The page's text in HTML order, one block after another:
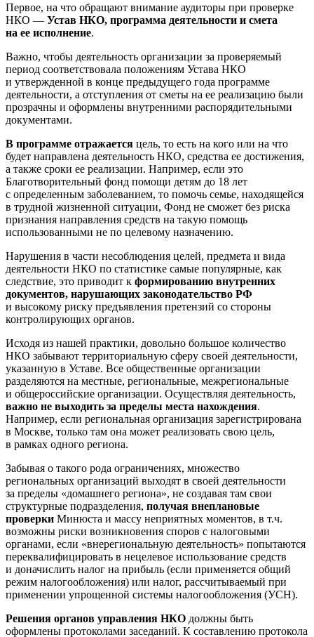
Первое, на что обращают внимание аудиторы при проверке
НКО — Устав НКО, программа деятельности и смета
на ее исполнение.
Важно, чтобы деятельность организации за проверяемый
период соответствовала положениям Устава НКО
и утвержденной в конце предыдущего года программе
деятельности, а отступления от сметы на ее реализацию были
прозрачны и оформлены внутренними распорядительными
документами.
В программе отражается цель, то есть на кого или на что
будет направлена деятельность НКО, средства ее достижения,
а также сроки ее реализации. Например, если это
Благотворительный фонд помощи детям до 18 лет
с определенным заболеванием, то помочь семье, находящейся
в трудной жизненной ситуации, Фонд не сможет без риска
признания направления средств на такую помощь
использованными не по целевому назначению.
Нарушения в части несоблюдения целей, предмета и вида
деятельности НКО по статистике самые популярные, как
следствие, это приводит к формированию внутренних
документов, нарушающих законодательство РФ
и высокому риску предъявления претензий со стороны
контролирующих органов.
Исходя из нашей практики, довольно большое количество
НКО забывают территориальную сферу своей деятельности,
указанную в Уставе. Все общественные организации
разделяются на местные, региональные, межрегиональные
и общероссийские организации. Осуществляя деятельность,
важно не выходить за пределы места нахождения.
Например, если региональная организация зарегистрирована
в Москве, только там она может реализовать свою цель,
в рамках одного региона.
Забывая о такого рода ограничениях, множество
региональных организаций выходят в своей деятельности
за пределы «домашнего региона», не создавая там свои
структурные подразделения, получая внеплановые
проверки Минюста и массу неприятных моментов, в т.ч.
возможны риски возникновения споров с налоговыми
органами, если «внерегиональную деятельность» попытаются
переквалифицировать в нецелевое использование средств
и доначислить налог на прибыль (если применяется общий
режим налогообложения) или налог, рассчитываемый при
применении упрощенной системы налогообложения (УСН).
Решения органов управления НКО должны быть
оформлены протоколами заседаний. К составлению протокола